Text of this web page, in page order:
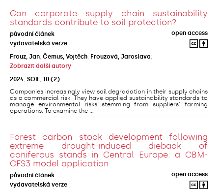
Can corporate supply chain sustainability
standards contribute to soil protection?
původní článek
open access
vydavatelská verze
Frouz, Jan; Čemus, Vojtěch; Frouzová, Jaroslava;
Zobrazit další autory
2024 SOIL 10 (2)
Companies increasingly view soil degradation in their supply chains
as a commercial risk. They have applied sustainability standards to
manage environmental risks stemming from suppliers' farming
operations. To examine the ...
Forest carbon stock development following
extreme drought-induced dieback of
coniferous stands in Central Europe: a CBM-
CFS3 model application
původní článek
open access
vydavatelská verze